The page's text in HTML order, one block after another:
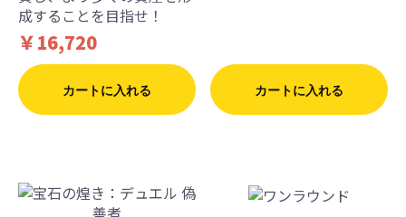
成することを目指せ！
￥16,720
カートに入れる カートに入れる